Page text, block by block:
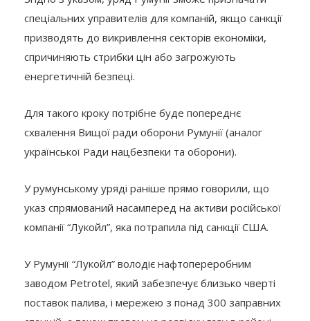
спеціальних управителів для компаній, якщо санкції
призводять до викривлення секторів економіки,
спричиняють стрибки цін або загрожують
енергетичній безпеці.
Для такого кроку потрібне буде попереднє
схвалення Вищої ради оборони Румунії (аналог
української Ради нацбезпеки та оборони).
У румунському уряді раніше прямо говорили, що
указ спрямований насамперед на активи російської
компанії “Лукойл”, яка потрапила під санкції США.
У Румунії “Лукойл” володіє нафтопереробним
заводом Petrotel, який забезпечує близько чверті
поставок палива, і мережею з понад 300 заправних